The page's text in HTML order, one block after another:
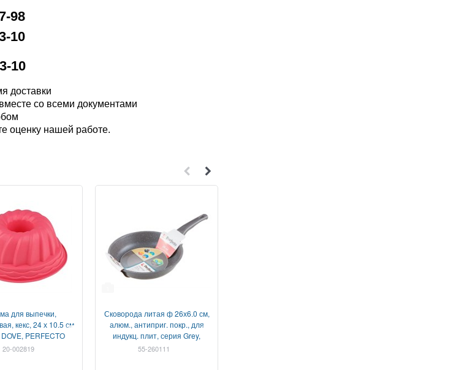
98
10
10
доставки
со всеми документами
оценку нашей работе.
для выпечки,
кекс, 24 х 10.5 см,
PERFECTO
LINEA
20-002819
Сковорода литая ф 26х6.0 см,
алюм., антиприг. покр., для
индукц. плит, серия Grey,
PERFECTO LINEA
55-260111